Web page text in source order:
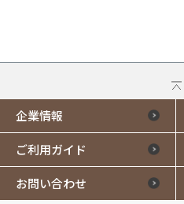
企業情報
ご利用ガイド
お問い合わせ